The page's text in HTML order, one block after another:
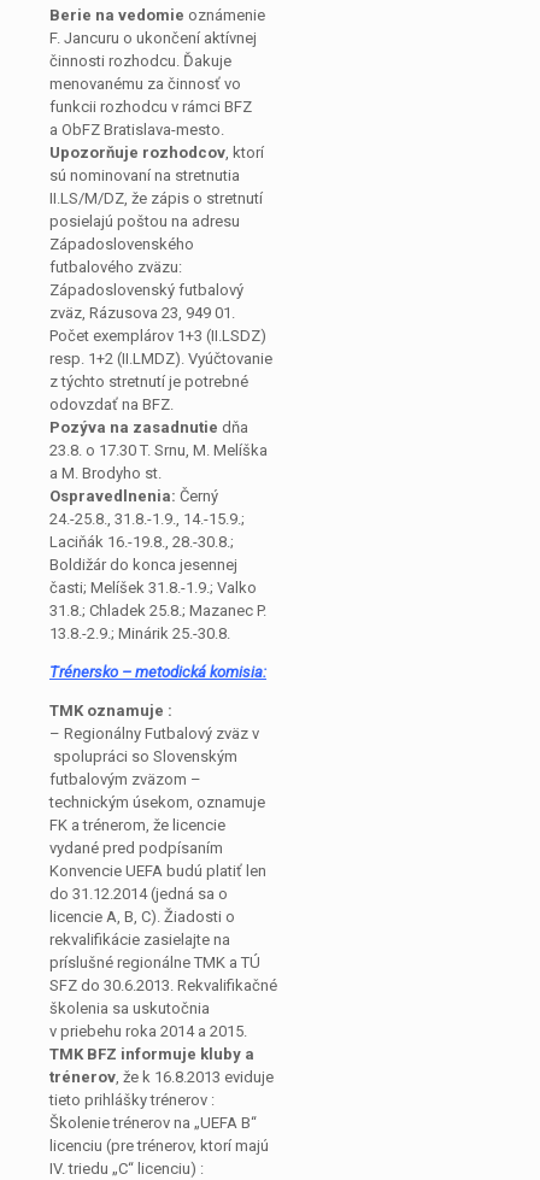
Berie na vedomie oznámenie
F. Jancuru o ukončení aktívnej
činnosti rozhodcu. Ďakuje
menovanému za činnosť vo
funkcii rozhodcu v rámci BFZ
a ObFZ Bratislava-mesto.
Upozorňuje rozhodcov, ktorí
sú nominovaní na stretnutia
II.LS/M/DZ, že zápis o stretnutí
posielajú poštou na adresu
Západoslovenského
futbalového zväzu:
Západoslovenský futbalový
zväz, Rázusova 23, 949 01.
Počet exemplárov 1+3 (II.LSDZ)
resp. 1+2 (II.LMDZ). Vyúčtovanie
z týchto stretnutí je potrebné
odovzdať na BFZ.
Pozýva na zasadnutie dňa
23.8. o 17.30 T. Srnu, M. Melíška
a M. Brodyho st.
Ospravedlnenia: Černý
24.-25.8., 31.8.-1.9., 14.-15.9.;
Laciňák 16.-19.8., 28.-30.8.;
Boldižár do konca jesennej
časti; Melíšek 31.8.-1.9.; Valko
31.8.; Chladek 25.8.; Mazanec P.
13.8.-2.9.; Minárik 25.-30.8.
Trénersko – metodická komisia:
TMK oznamuje :
– Regionálny Futbalový zväz v
spolupráci so Slovenským
futbalovým zväzom –
technickým úsekom, oznamuje
FK a trénerom, že licencie
vydané pred podpísaním
Konvencie UEFA budú platiť len
do 31.12.2014 (jedná sa o
licencie A, B, C). Žiadosti o
rekvalifikácie zasielajte na
príslušné regionálne TMK a TÚ
SFZ do 30.6.2013. Rekvalifikačné
školenia sa uskutočnia
v priebehu roka 2014 a 2015.
TMK BFZ informuje kluby a
trénerov, že k 16.8.2013 eviduje
tieto prihlášky trénerov :
Školenie trénerov na „UEFA B“
licenciu (pre trénerov, ktorí majú
IV. triedu „C“ licenciu) :